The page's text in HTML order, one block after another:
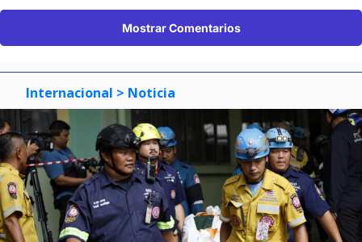
Mostrar Comentarios
Internacional > Noticia